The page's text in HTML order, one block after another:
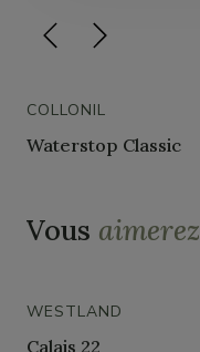
COLLONIL
Waterstop Classic
Vous aimerez
WESTLAND
Calais 22